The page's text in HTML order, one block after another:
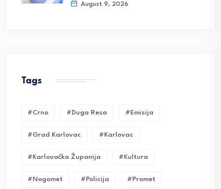
August 9, 2026
Tags
#crno #duga Resa #emisija
#grad Karlovac #karlovac
#karlovačka Županija #kultura
#nogomet #policija #promet